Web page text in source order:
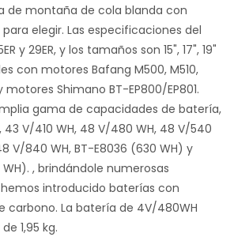
de montaña de cola blanda con
elegir. Las especificaciones del
y 29ER, y los tamaños son 15", 17", 19"
con motores Bafang M500, M510,
motores Shimano BT-EP800/EP801.
gama de capacidades de batería,
V/410 WH, 48 V/480 WH, 48 V/540
V/840 WH, BT-E8036 (630 WH) y
, brindándole numerosas
introducido baterías con
carbono. La batería de 4V/480WH
1,95 kg.